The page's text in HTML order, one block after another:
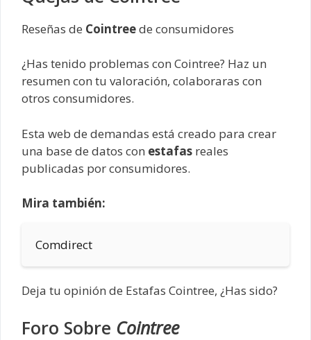
Reseñas de Cointreede consumidores
¿Has tenido problemas con Cointree? Haz un
resumen con tu valoración, colaboraras con
otros consumidores.
Esta web de demandas está creado para crear
una base de datos con estafas reales
publicadas por consumidores.
Mira también:
Comdirect
Deja tu opinión de Estafas Cointree, ¿Has sido?
Foro Sobre Cointree